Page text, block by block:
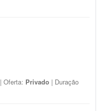
| Oferta: Privado | Duração